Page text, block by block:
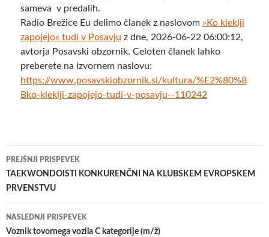
sameva v predalih.
Radio Brežice Eu delimo članek z naslovom ​»Ko kleklji
zapojejo« tudi v Posavju z dne, 2026-06-22 06:00:12,
avtorja Posavski obzornik. Celoten članek lahko
preberete na izvornem naslovu:
https://www.posavskiobzornik.si/kultura/%E2%80%8
Bko-kleklji-zapojejo-tudi-v-posavju--110242
Krmarjenje
po
PREJŠNJI PRISPEVEK
TAEKWONDOISTI KONKURENČNI NA KLUBSKEM EVROPSKEM
PRVENSTVU
NASLEDNJI PRISPEVEK
Voznik tovornega vozila C kategorije (m/ž)